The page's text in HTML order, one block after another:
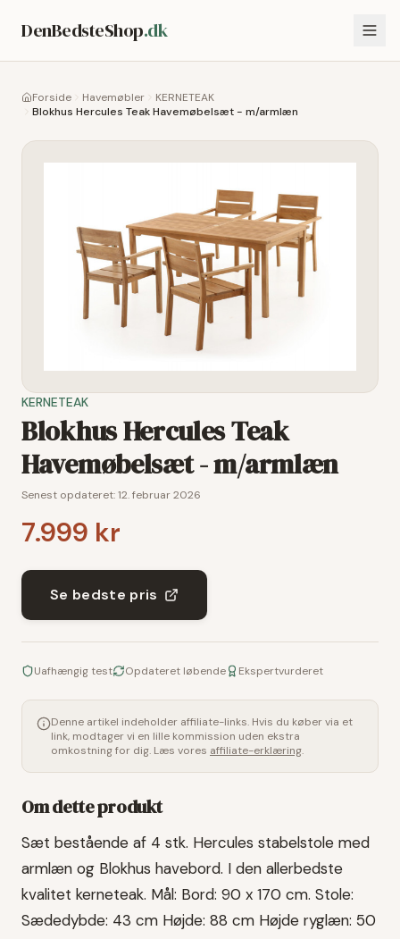
DenBedsteShop.dk
Forside Havemøbler
KERNETEAK
Blokhus Hercules Teak Havemøbelsæt - m/armlæn
KERNETEAK
Blokhus Hercules Teak
Havemøbelsæt - m/armlæn
Senest opdateret:12. februar 2026
7.999 kr
Se bedste pris
Uafhængig test Opdateret løbende Ekspertvurderet
Denne artikel indeholder affiliate-links. Hvis du køber via et
link, modtager vi en lille kommission uden ekstra
omkostning for dig. Læs vores affiliate-erklæring.
Om dette produkt
Sæt bestående af 4 stk. Hercules stabelstole med
armlæn og Blokhus havebord. I den allerbedste
kvalitet kerneteak. Mål: Bord: 90 x 170 cm. Stole:
Sædedybde: 43 cm Højde: 88 cm Højde ryglæn: 50